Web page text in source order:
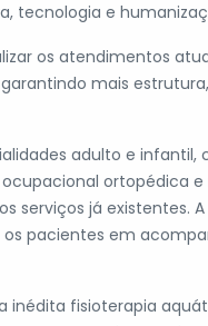
tecnologia e
os atendimentos
mais
adulto e
ortopédica
serviços já existentes.
pacientes em
inédita fisioterapia